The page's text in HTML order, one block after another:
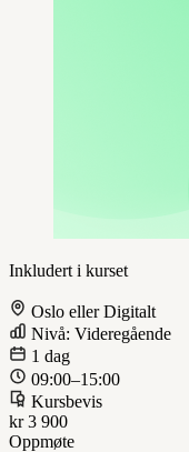
Inkludert i kurset
Oslo eller Digitalt
Nivå: Videregående
1 dag
09:00–15:00
Kursbevis
kr 3 900
Oppmøte